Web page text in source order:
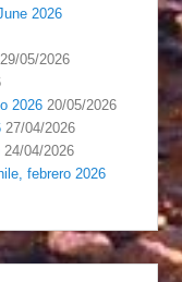
2026
29/05/2026
2026 20/05/2026
27/04/2026
24/04/2026
febrero 2026